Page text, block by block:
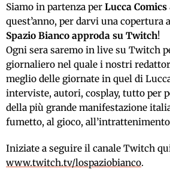
Siamo in partenza per Lucca Comics
quest’anno, per darvi una copertura
Spazio Bianco approda su Twitch!
Ogni sera saremo in live su Twitch
giornaliero nel quale i nostri
meglio delle giornate in quel di
interviste, autori, cosplay, tutto per
della più grande manifestazione
fumetto, al gioco,
Iniziate a seguire il canale Twitch
www.twitch.tv/lospaziobianco.